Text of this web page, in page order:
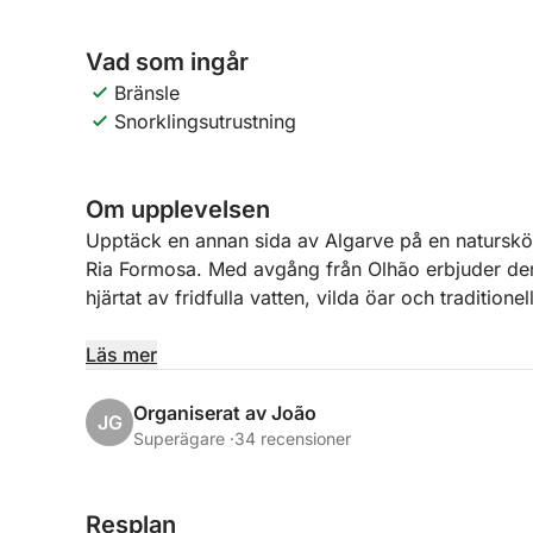
Vad som ingår
Bränsle
Snorklingsutrustning
Om upplevelsen
Upptäck en annan sida av Algarve på en
Ria Formosa. Med avgång från Olhão erbjuder
hjärtat av fridfulla vatten, vilda öar och
I stället för att följa en fast resplan är varje
anpassa oss till vädret, tidvattnet och stämningen
och platser som verkar ha bevarats sedan tiden.
Läs mer
JG Organiserat av João
Superägare ·34 recensioner
Resplan